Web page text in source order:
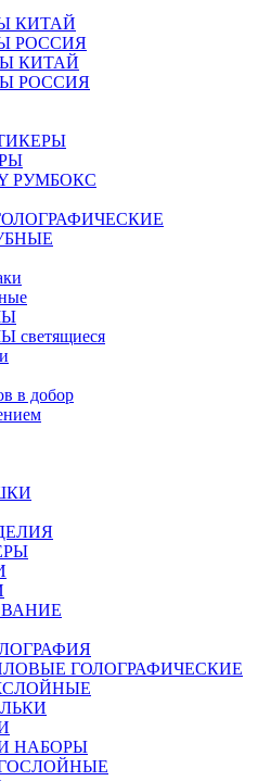
КИТАЙ
РОССИЯ
КИТАЙ
РОССИЯ
РУМБОКС
светящиеся
в добор
ГОЛОГРАФИЧЕСКИЕ
НАБОРЫ